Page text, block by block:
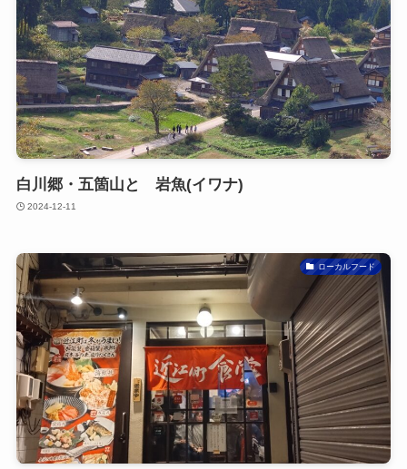
白川郷・五箇山と 岩魚(イワナ)
2024-12-11
ローカルフード